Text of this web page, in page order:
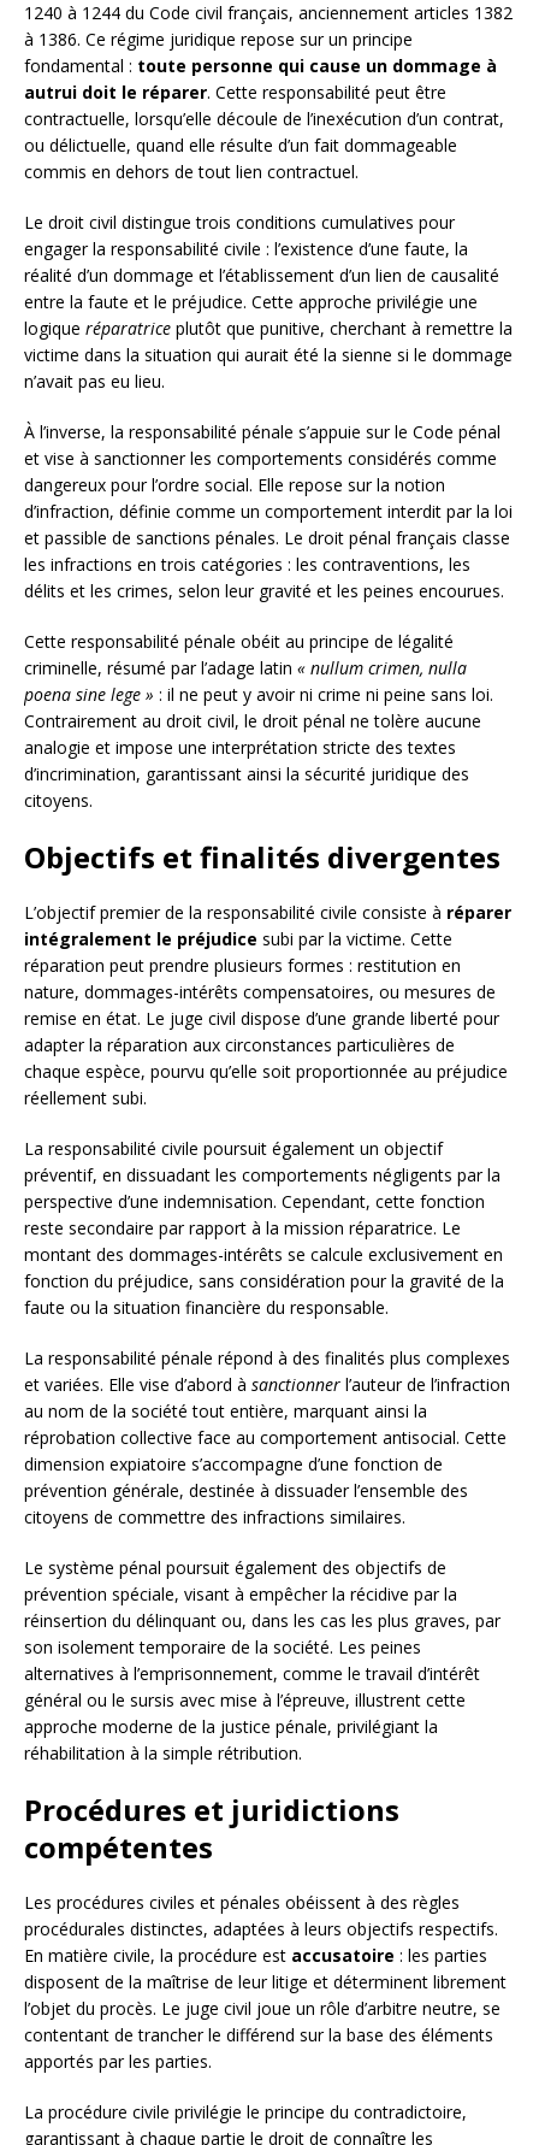
1240 à 1244 du Code civil français, anciennement articles 1382
à 1386. Ce régime juridique repose sur un principe
fondamental : toute personne qui cause un dommage à
autrui doit le réparer. Cette responsabilité peut être
contractuelle, lorsqu’elle découle de l’inexécution d’un contrat,
ou délictuelle, quand elle résulte d’un fait dommageable
commis en dehors de tout lien contractuel.
Le droit civil distingue trois conditions cumulatives pour
engager la responsabilité civile : l’existence d’une faute, la
réalité d’un dommage et l’établissement d’un lien de causalité
entre la faute et le préjudice. Cette approche privilégie une
logique réparatrice plutôt que punitive, cherchant à remettre la
victime dans la situation qui aurait été la sienne si le dommage
n’avait pas eu lieu.
À l’inverse, la responsabilité pénale s’appuie sur le Code pénal
et vise à sanctionner les comportements considérés comme
dangereux pour l’ordre social. Elle repose sur la notion
d’infraction, définie comme un comportement interdit par la loi
et passible de sanctions pénales. Le droit pénal français classe
les infractions en trois catégories : les contraventions, les
délits et les crimes, selon leur gravité et les peines encourues.
Cette responsabilité pénale obéit au principe de légalité
criminelle, résumé par l’adage latin « nullum crimen, nulla
poena sine lege » : il ne peut y avoir ni crime ni peine sans loi.
Contrairement au droit civil, le droit pénal ne tolère aucune
analogie et impose une interprétation stricte des textes
d’incrimination, garantissant ainsi la sécurité juridique des
citoyens.
Objectifs et finalités divergentes
L’objectif premier de la responsabilité civile consiste à réparer
intégralement le préjudice subi par la victime. Cette
réparation peut prendre plusieurs formes : restitution en
nature, dommages-intérêts compensatoires, ou mesures de
remise en état. Le juge civil dispose d’une grande liberté pour
adapter la réparation aux circonstances particulières de
chaque espèce, pourvu qu’elle soit proportionnée au préjudice
réellement subi.
La responsabilité civile poursuit également un objectif
préventif, en dissuadant les comportements négligents par la
perspective d’une indemnisation. Cependant, cette fonction
reste secondaire par rapport à la mission réparatrice. Le
montant des dommages-intérêts se calcule exclusivement en
fonction du préjudice, sans considération pour la gravité de la
faute ou la situation financière du responsable.
La responsabilité pénale répond à des finalités plus complexes
et variées. Elle vise d’abord à sanctionner l’auteur de l’infraction
au nom de la société tout entière, marquant ainsi la
réprobation collective face au comportement antisocial. Cette
dimension expiatoire s’accompagne d’une fonction de
prévention générale, destinée à dissuader l’ensemble des
citoyens de commettre des infractions similaires.
Le système pénal poursuit également des objectifs de
prévention spéciale, visant à empêcher la récidive par la
réinsertion du délinquant ou, dans les cas les plus graves, par
son isolement temporaire de la société. Les peines
alternatives à l’emprisonnement, comme le travail d’intérêt
général ou le sursis avec mise à l’épreuve, illustrent cette
approche moderne de la justice pénale, privilégiant la
réhabilitation à la simple rétribution.
Procédures et juridictions
compétentes
Les procédures civiles et pénales obéissent à des règles
procédurales distinctes, adaptées à leurs objectifs respectifs.
En matière civile, la procédure est accusatoire : les parties
disposent de la maîtrise de leur litige et déterminent librement
l’objet du procès. Le juge civil joue un rôle d’arbitre neutre, se
contentant de trancher le différend sur la base des éléments
apportés par les parties.
La procédure civile privilégie le principe du contradictoire,
garantissant à chaque partie le droit de connaître les